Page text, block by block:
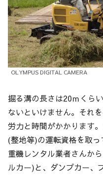
OLYMPUS DIGITAL CAMERA
掘る溝の長さは20ｍくら
ないといけません。それ
労力と時間がかかります
(整地等)の運転資格を取
重機レンタル業者さんか
ルカー)と、ダンプカー、